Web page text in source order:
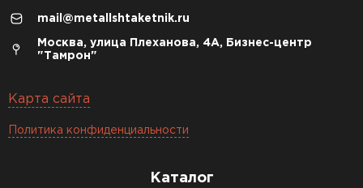
mail@metallshtaketnik.ru
Москва, улица Плеханова, 4А, Бизнес-центр
"Тамрон"
Карта сайта
Политика конфиденциальности
Каталог